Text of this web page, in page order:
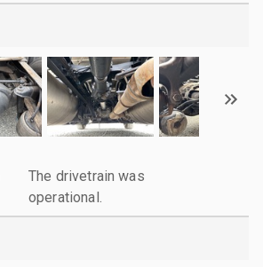
The drivetrain was
operational.